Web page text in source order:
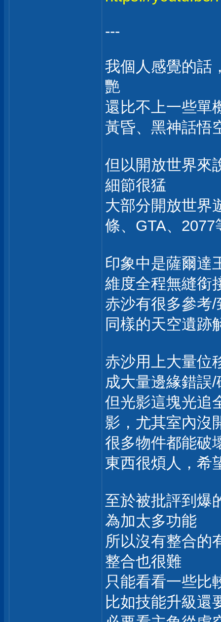
---
我個人感覺的話
艷
還比不上一些單
黃昏、黑神話悟
但以開放世界來
細節很猛
大部分開放世界
條、GTA、2077
印象中是薩爾達
維度全程無縫銜
赤沙有很多參考
同樣的天空遺跡
赤沙用上大量位
成大量邊緣錯誤/
但光影這塊光追
影，尤其室內沒
很多物件都能破
東西很煩人，希
至於被批評到爆
為加太多功能
所以沒有整合的
整合也很難
只能看看一些比
比如技能升級還